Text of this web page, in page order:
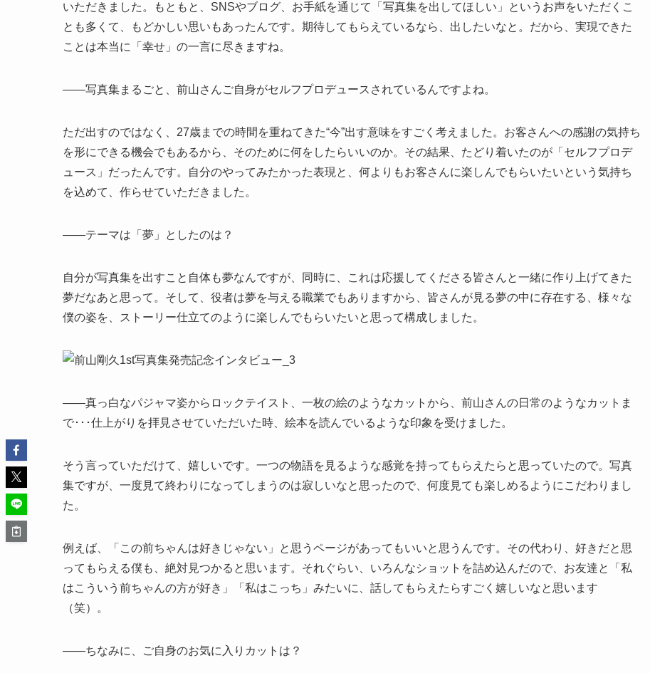
いただきました。もともと、SNSやブログ、お手紙を通じて「写真集を出してほしい」というお声をいただくこ
とも多くて、もどかしい思いもあったんです。期待してもらえているなら、出したいなと。だから、実現できた
ことは本当に「幸せ」の一言に尽きますね。
――写真集まるごと、前山さんご自身がセルフプロデュースされているんですよね。
ただ出すのではなく、27歳までの時間を重ねてきた“今”出す意味をすごく考えました。お客さんへの感謝の気持ち
を形にできる機会でもあるから、そのために何をしたらいいのか。その結果、たどり着いたのが「セルフプロデ
ュース」だったんです。自分のやってみたかった表現と、何よりもお客さんに楽しんでもらいたいという気持ち
を込めて、作らせていただきました。
――テーマは「夢」としたのは？
自分が写真集を出すこと自体も夢なんですが、同時に、これは応援してくださる皆さんと一緒に作り上げてきた
夢だなあと思って。そして、役者は夢を与える職業でもありますから、皆さんが見る夢の中に存在する、様々な
僕の姿を、ストーリー仕立てのように楽しんでもらいたいと思って構成しました。
――真っ白なパジャマ姿からロックテイスト、一枚の絵のようなカットから、前山さんの日常のようなカットま
で･･･仕上がりを拝見させていただいた時、絵本を読んでいるような印象を受けました。
そう言っていただけて、嬉しいです。一つの物語を見るような感覚を持ってもらえたらと思っていたので。写真
集ですが、一度見て終わりになってしまうのは寂しいなと思ったので、何度見ても楽しめるようにこだわりまし
た。
例えば、「この前ちゃんは好きじゃない」と思うページがあってもいいと思うんです。その代わり、好きだと思
ってもらえる僕も、絶対見つかると思います。それぐらい、いろんなショットを詰め込んだので、お友達と「私
はこういう前ちゃんの方が好き」「私はこっち」みたいに、話してもらえたらすごく嬉しいなと思います
（笑）。
――ちなみに、ご自身のお気に入りカットは？